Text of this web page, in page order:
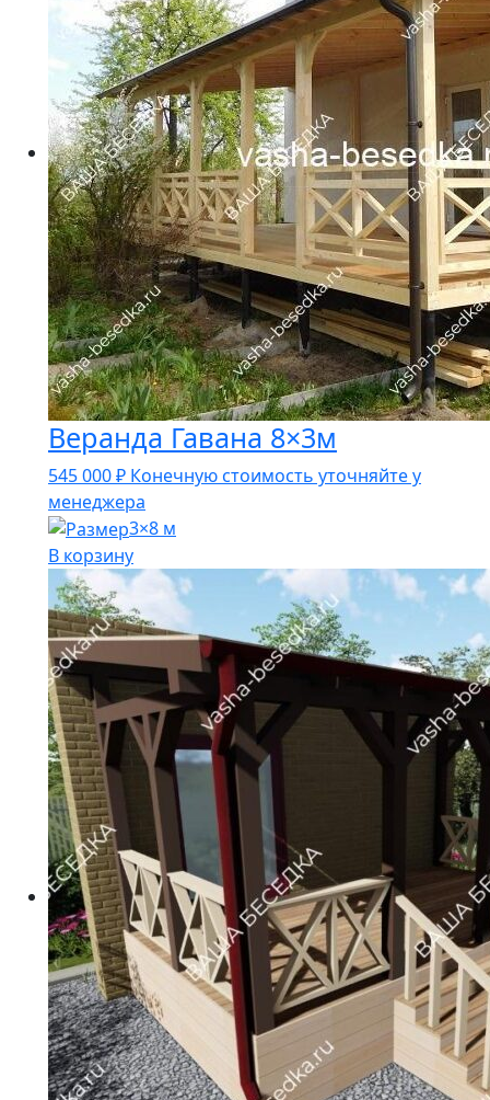
Веранда Гавана 8×3м
545 000₽ Конечную стоимость уточняйте у
менеджера
3×8 м
В корзину